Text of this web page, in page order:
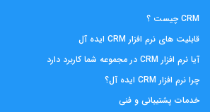
CRM چیست ؟
قابلیت های نرم افزار CRM ایده آل
آیا نرم افزار CRM در مجموعه شما کاربرد دارد
چرا نرم افزار CRM ایده آل؟
خدمات پشتیبانی و فنی